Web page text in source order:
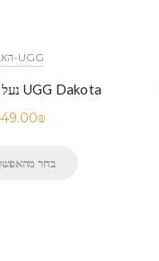
UGG-האגג
UGG Dakota נעלי האג דקוטה
₪
בחר